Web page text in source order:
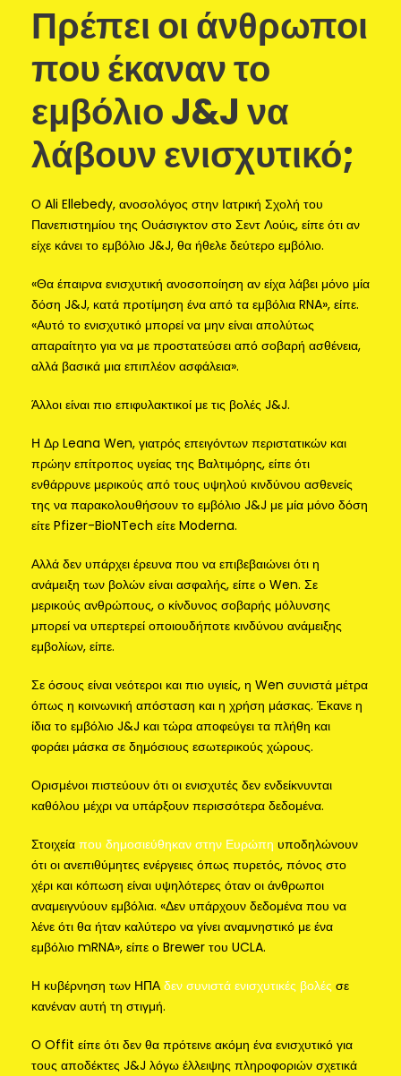
Πρέπει οι άνθρωποι
που έκαναν το
εμβόλιο J&J να
λάβουν ενισχυτικό;
Ο Ali Ellebedy, ανοσολόγος στην Ιατρική Σχολή του
Πανεπιστημίου της Ουάσιγκτον στο Σεντ Λούις, είπε ότι αν
είχε κάνει το εμβόλιο J&J, θα ήθελε δεύτερο εμβόλιο.
«Θα έπαιρνα ενισχυτική ανοσοποίηση αν είχα λάβει μόνο μία
δόση J&J, κατά προτίμηση ένα από τα εμβόλια RNA», είπε.
«Αυτό το ενισχυτικό μπορεί να μην είναι απολύτως
απαραίτητο για να με προστατεύσει από σοβαρή ασθένεια,
αλλά βασικά μια επιπλέον ασφάλεια».
Άλλοι είναι πιο επιφυλακτικοί με τις βολές J&J.
Η Δρ Leana Wen, γιατρός επειγόντων περιστατικών και
πρώην επίτροπος υγείας της Βαλτιμόρης, είπε ότι
ενθάρρυνε μερικούς από τους υψηλού κινδύνου ασθενείς
της να παρακολουθήσουν το εμβόλιο J&J με μία μόνο δόση
είτε Pfizer-BioNTech είτε Moderna.
Αλλά δεν υπάρχει έρευνα που να επιβεβαιώνει ότι η
ανάμειξη των βολών είναι ασφαλής, είπε ο Wen. Σε
μερικούς ανθρώπους, ο κίνδυνος σοβαρής μόλυνσης
μπορεί να υπερτερεί οποιουδήποτε κινδύνου ανάμειξης
εμβολίων, είπε.
Σε όσους είναι νεότεροι και πιο υγιείς, η Wen συνιστά μέτρα
όπως η κοινωνική απόσταση και η χρήση μάσκας. Έκανε η
ίδια το εμβόλιο J&J και τώρα αποφεύγει τα πλήθη και
φοράει μάσκα σε δημόσιους εσωτερικούς χώρους.
Ορισμένοι πιστεύουν ότι οι ενισχυτές δεν ενδείκνυνται
καθόλου μέχρι να υπάρξουν περισσότερα δεδομένα.
Στοιχεία που δημοσιεύθηκαν στην Ευρώπη υποδηλώνουν
ότι οι ανεπιθύμητες ενέργειες όπως πυρετός, πόνος στο
χέρι και κόπωση είναι υψηλότερες όταν οι άνθρωποι
αναμειγνύουν εμβόλια. «Δεν υπάρχουν δεδομένα που να
λένε ότι θα ήταν καλύτερο να γίνει αναμνηστικό με ένα
εμβόλιο mRNA», είπε ο Brewer του UCLA.
Η κυβέρνηση των ΗΠΑδεν συνιστά ενισχυτικές βολές σε
κανέναν αυτή τη στιγμή.
Ο Offit είπε ότι δεν θα πρότεινε ακόμη ένα ενισχυτικό για
τους αποδέκτες J&J λόγω έλλειψης πληροφοριών σχετικά